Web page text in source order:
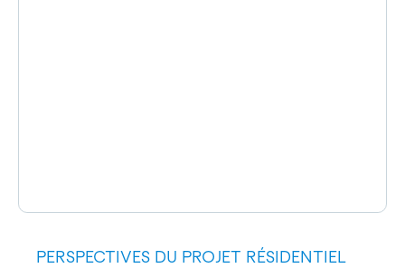
PERSPECTIVES DU PROJET RÉSIDENTIEL